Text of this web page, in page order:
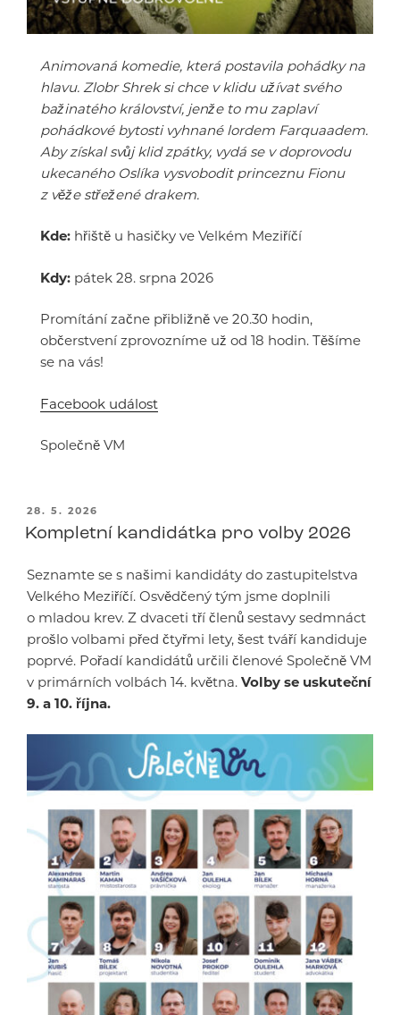
Animovaná komedie, která postavila pohádky na
hlavu. Zlobr Shrek si chce v klidu užívat svého
bažinatého království, jenže to mu zaplaví
pohádkové bytosti vyhnané lordem Farquaadem.
Aby získal svůj klid zpátky, vydá se v doprovodu
ukecaného Oslíka vysvobodit princeznu Fionu
z věže střežené drakem.
Kde: hřiště u hasičky ve Velkém Meziříčí
Kdy: pátek 28. srpna 2026
Promítání začne přibližně ve 20.30 hodin,
občerstvení zprovozníme už od 18 hodin. Těšíme
se na vás!
Facebook událost
Společně VM
PUBLIKOVÁNO
28. 5. 2026
Kompletní kandidátka pro volby 2026
Seznamte se s našimi kandidáty do zastupitelstva
Velkého Meziříčí. Osvědčený tým jsme doplnili
o mladou krev. Z dvaceti tří členů sestavy sedmnáct
prošlo volbami před čtyřmi lety, šest tváří kandiduje
poprvé. Pořadí kandidátů určili členové Společně VM
v primárních volbách 14. května. Volby se uskuteční
9. a 10. října.